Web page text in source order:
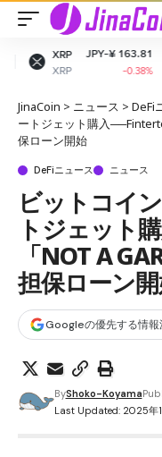
¥ 163.81
-0.38%
Solana
SOL
JinaCoin > ニュース > DeFi
ートジェット購入
保ローン開始
DeFiニュース ニュース
ビットコイ
トジェット
「NOT A
担保ローン
Googleの優先する情報
Last Updated: 2025年
ByShoko-Koyama